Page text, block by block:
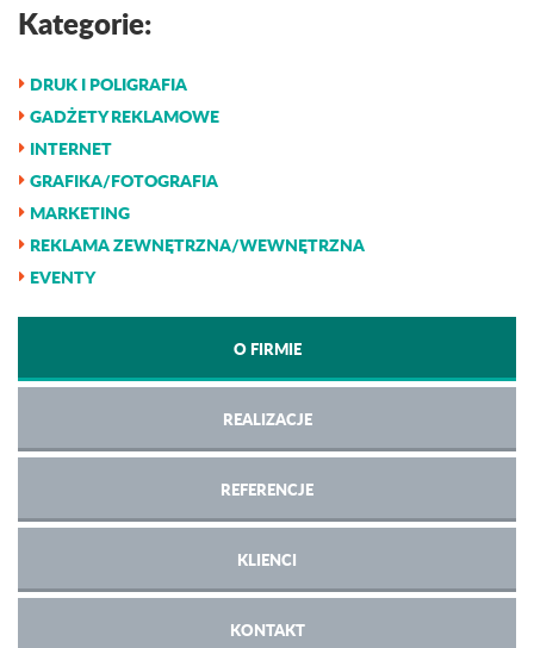
Kategorie:
DRUK I POLIGRAFIA
GADŻETY REKLAMOWE
INTERNET
GRAFIKA/FOTOGRAFIA
MARKETING
REKLAMA ZEWNĘTRZNA/WEWNĘTRZNA
EVENTY
O FIRMIE
REALIZACJE
REFERENCJE
KLIENCI
KONTAKT